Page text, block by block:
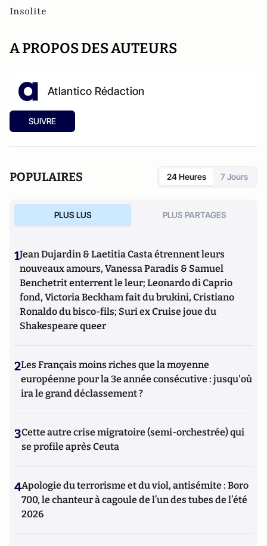
Insolite
A PROPOS DES AUTEURS
Atlantico Rédaction
SUIVRE
POPULAIRES 24 Heures 7 Jours
PLUS LUS PLUS PARTAGES
1Jean Dujardin & Laetitia Casta étrennent leurs
nouveaux amours, Vanessa Paradis & Samuel
Benchetrit enterrent le leur; Leonardo di Caprio
fond, Victoria Beckham fait du brukini, Cristiano
Ronaldo du bisco-fils; Suri ex Cruise joue du
Shakespeare queer
2Les Français moins riches que la moyenne
européenne pour la 3e année consécutive : jusqu'où
ira le grand déclassement ?
3Cette autre crise migratoire (semi-orchestrée) qui
se profile après Ceuta
4Apologie du terrorisme et du viol, antisémite : Boro
700, le chanteur à cagoule de l’un des tubes de l’été
2026